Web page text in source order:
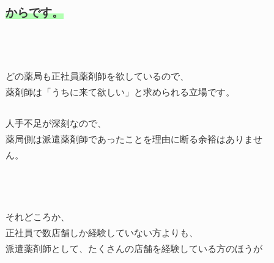
からです。
どの薬局も正社員薬剤師を欲しているので、
薬剤師は「うちに来て欲しい」と求められる立場です。
人手不足が深刻なので、
薬局側は派遣薬剤師であったことを理由に断る余裕はありませ
ん。
それどころか、
正社員で数店舗しか経験していない方よりも、
派遣薬剤師として、たくさんの店舗を経験している方のほうが